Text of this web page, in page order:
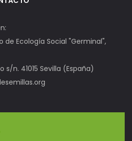
de Ecología Social "Germinal",
s/n. 41015 Sevilla (España)